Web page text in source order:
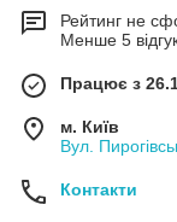
Рейтинг не
Менше 5
Працює з
м. Київ
Вул.
Контакти